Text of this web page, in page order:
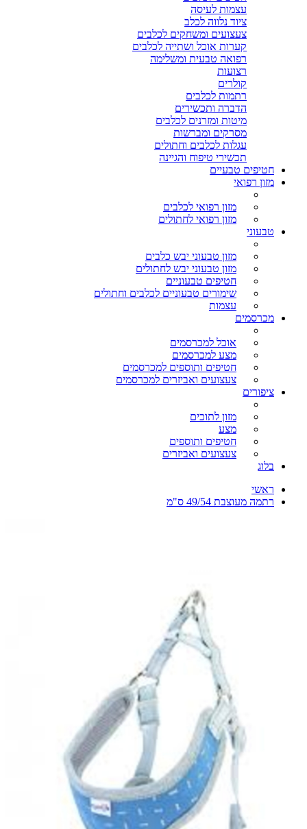
עצמות לעיסה
ציוד נלווה לכלב
צעצועים ומשחקים לכלבים
קערות אוכל ושתייה לכלבים
רפואה טבעית ומשלימה
רצועות
קולרים
רתמות לכלבים
הדברה ותכשירים
מיטות ומזרנים לכלבים
מסרקים ומברשות
עגלות לכלבים וחתולים
תכשירי טיפוח והגיינה
חטיפים טבעיים
מזון רפואי
מזון רפואי לכלבים
מזון רפואי לחתולים
טבעוני
מזון טבעוני יבש כלבים
מזון טבעוני יבש לחתולים
חטיפים טבעוניים
שימורים טבעוניים לכלבים וחתולים
עצמות
מכרסמים
אוכל למכרסמים
מצע למכרסמים
חטיפים ותוספים למכרסמים
צעצועים ואביזרים למכרסמים
ציפורים
מזון לתוכים
מצע
חטיפים ותוספים
צעצועים ואביזרים
בלוג
ראשי
רתמה מעוצבת 49/54 ס"מ